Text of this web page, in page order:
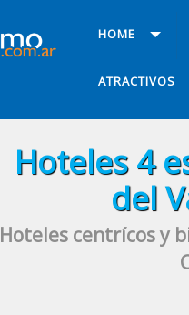
HOME
ATRACTIVOS
Hoteles4
del
Hoteles centrícos y